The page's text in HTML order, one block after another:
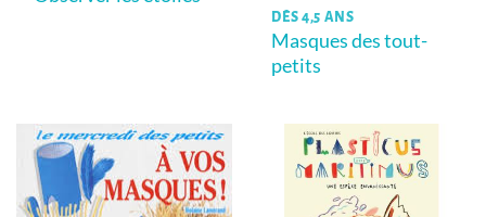
DÈS 4,5 ANS
Masques des tout-
petits